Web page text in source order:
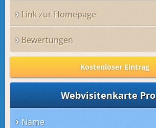
Link zur Homepage
Bewertungen
Kostenloser Eintrag
Webvisitenkarte Pro
Name